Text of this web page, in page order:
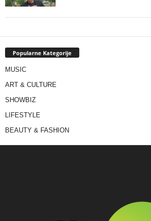
Popularne Kategorije
MUSIC
ART & CULTURE
SHOWBIZ
LIFESTYLE
BEAUTY & FASHION